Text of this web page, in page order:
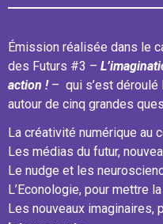
Émission réalisée dans le
des Futurs #3 –
action !– qui s’est déroulé
autour de cinq grandes
La créativité numérique au
Les médias du futur,
Le nudge et les
L’Econologie, pour mettre
Les nouveaux imaginaires,